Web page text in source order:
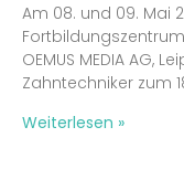
Am 08. und 09. Mai
OEMUS MEDIA AG,
Zahntechniker zum
Weiterlesen »